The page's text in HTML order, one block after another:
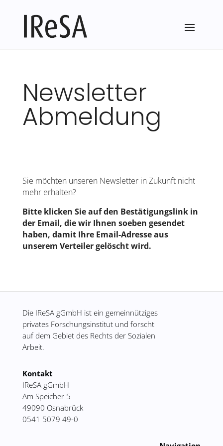
Newsletter
Abmeldung
Sie möchten unseren Newsletter in Zukunft nicht
mehr erhalten?
Bitte klicken Sie auf den Bestätigungslink in
der Email, die wir Ihnen soeben gesendet
haben, damit Ihre Email-Adresse aus
unserem Verteiler gelöscht wird.
Die IReSA gGmbH ist ein gemeinnütziges
privates Forschungsinstitutund forscht
auf dem Gebiet des Rechts der Sozialen
Arbeit.
Kontakt
IReSA gGmbH
Am Speicher 5
49090 Osnabrück
0541 5079 49-0